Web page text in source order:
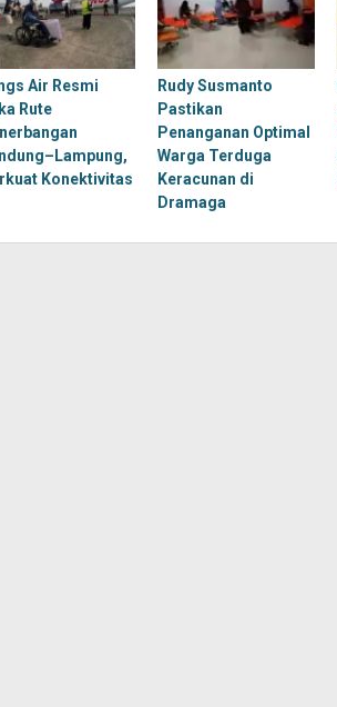
Air Resmi
Rute
Konektivitas
Rudy Susmanto
Pastikan
Penanganan Optimal
Warga Terduga
Keracunan di
Dramaga